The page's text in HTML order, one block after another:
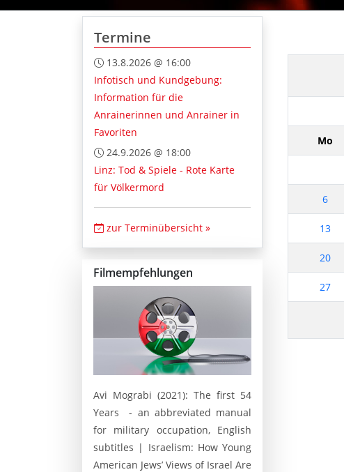
Termine
13.8.2026 @ 16:00
Infotisch und Kundgebung:
Information für die
Anrainerinnen und Anrainer in
Favoriten
24.9.2026 @ 18:00
Linz: Tod & Spiele - Rote Karte
für Völkermord
zur Terminübersicht »
Filmempfehlungen
Avi Mograbi (2021): The first 54
Years - an abbreviated manual
for military occupation, English
subtitles | Israelism: How Young
American Jews’ Views of Israel Are
Mo
6
13
20
27